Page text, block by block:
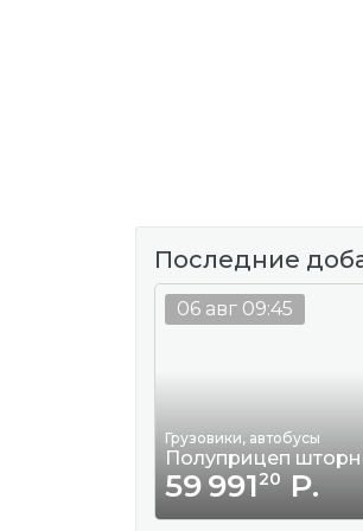
Последние
Грузовики, автобусы
Полуприцеп
59 99120 Р.
06 авг 09:45